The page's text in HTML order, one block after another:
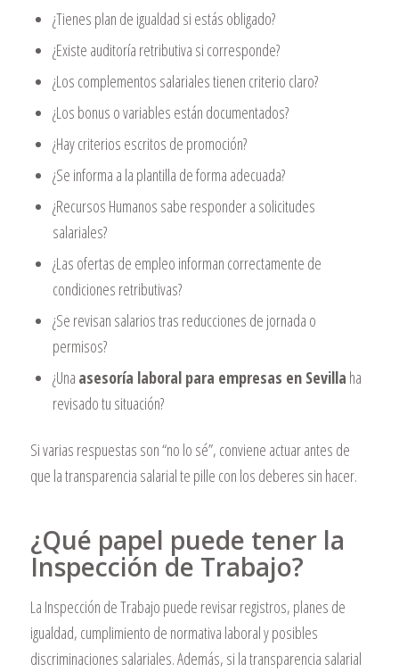
¿Tienes plan de igualdad si estás obligado?
¿Existe auditoría retributiva si corresponde?
¿Los complementos salariales tienen criterio claro?
¿Los bonus o variables están documentados?
¿Hay criterios escritos de promoción?
¿Se informa a la plantilla de forma adecuada?
¿Recursos Humanos sabe responder a solicitudes
salariales?
¿Las ofertas de empleo informan correctamente de
condiciones retributivas?
¿Se revisan salarios tras reducciones de jornada o
permisos?
¿Una asesoría laboral para empresas en Sevilla ha
revisado tu situación?
Si varias respuestas son “no lo sé”, conviene actuar antes de
que la transparencia salarial te pille con los deberes sin hacer.
¿Qué papel puede tener la
Inspección de Trabajo?
La Inspección de Trabajo puede revisar registros, planes de
igualdad, cumplimiento de normativa laboral y posibles
discriminaciones salariales. Además, si la transparencia salarial